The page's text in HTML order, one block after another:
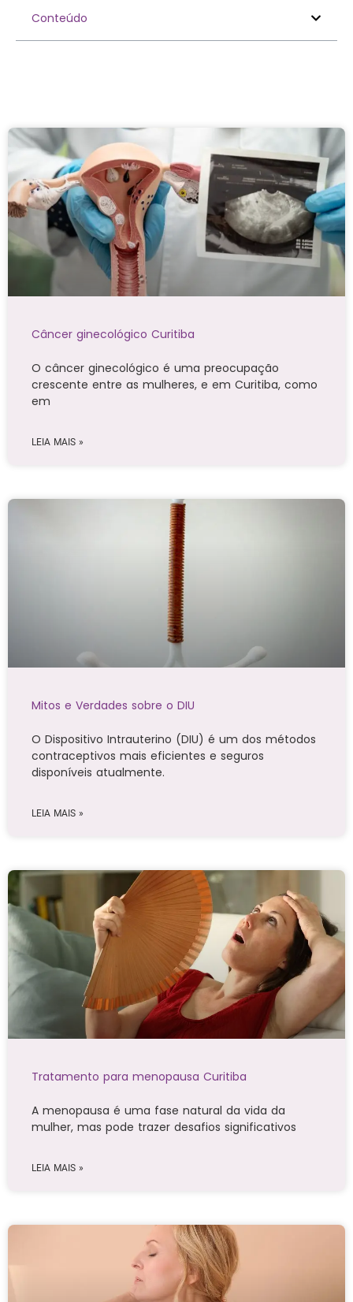
Conteúdo
Câncer ginecológico Curitiba
O câncer ginecológico é uma preocupação
crescente entre as mulheres, e em Curitiba, como
em
LEIA MAIS »
Mitos e Verdades sobre o DIU
O Dispositivo Intrauterino (DIU) é um dos métodos
contraceptivos mais eficientes e seguros
disponíveis atualmente.
LEIA MAIS »
Tratamento para menopausa Curitiba
A menopausa é uma fase natural da vida da
mulher, mas pode trazer desafios significativos
LEIA MAIS »